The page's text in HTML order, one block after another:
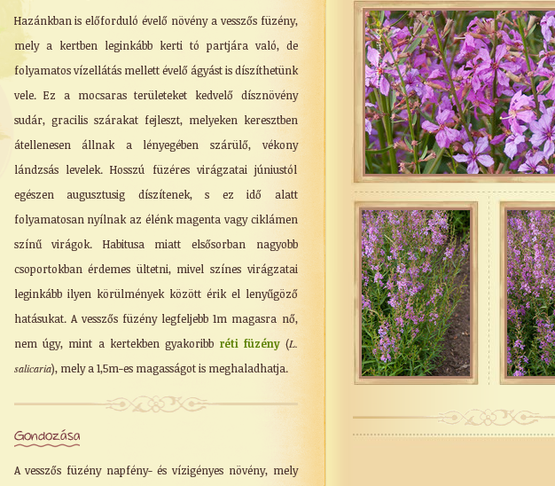
Hazánkban is előforduló évelő növény a vesszős füzény,
mely a kertben leginkább kerti tó partjára való, de
folyamatos vízellátás mellett évelő ágyást is díszíthetünk
vele. Ez a mocsaras területeket kedvelő dísznövény
sudár, gracilis szárakat fejleszt, melyeken keresztben
átellenesen állnak a lényegében szárülő, vékony
lándzsás levelek. Hosszú füzéres virágzatai júniustól
egészen augusztusig díszítenek, s ez idő alatt
folyamatosan nyílnak az élénk magenta vagy ciklámen
színű virágok. Habitusa miatt elsősorban nagyobb
csoportokban érdemes ültetni, mivel színes virágzatai
leginkább ilyen körülmények között érik el lenyűgöző
hatásukat. A vesszős füzény legfeljebb 1m magasra nő,
nem úgy, mint a kertekben gyakoribb réti füzény(L.
salicaria), mely a 1,5m-es magasságot is meghaladhatja.
Gondozása
A vesszős füzény napfény- és vízigényes növény, mely